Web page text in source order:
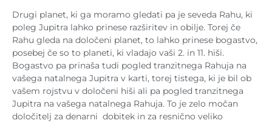
Drugi planet, ki ga moramo gledati pa je seveda Rahu, ki
poleg Jupitra lahko prinese razširitev in obilje. Torej če
Rahu gleda na določeni planet, to lahko prinese bogastvo,
posebej če so to planeti, ki vladajo vaši 2. in 11. hiši.
Bogastvo pa prinaša tudi pogled tranzitnega Rahuja na
vašega natalnega Jupitra v karti, torej tistega, ki je bil ob
vašem rojstvu v določeni hiši ali pa pogled tranzitnega
Jupitra na vašega natalnega Rahuja. To je zelo močan
določitelj za denarni dobitek in za resnično veliko